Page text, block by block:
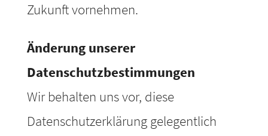
Zukunft vornehmen.
Änderung unserer
Datenschutzbestimmungen
Wir behalten uns vor, diese
Datenschutzerklärung gelegentlich